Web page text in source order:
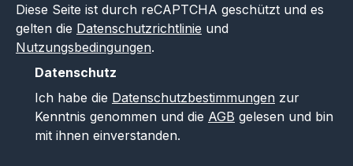
Diese Seite ist durch reCAPTCHA geschützt und es
gelten die Datenschutzrichtlinie und
Nutzungsbedingungen.
Datenschutz
Ich habe die Datenschutzbestimmungen zur
Kenntnis genommen und die AGB gelesen und bin
mit ihnen einverstanden.